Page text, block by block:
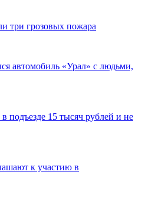
три грозовых пожара
автомобиль «Урал» с людьми,
подъезде 15 тысяч рублей и не
к участию в